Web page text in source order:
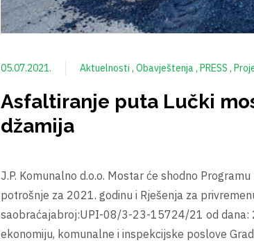
05.07.2021. Aktuelnosti Obavještenja PRESS
Asfaltiranje puta Lučki
džamija
J.P. Komunalno d.o.o. Mostar će shodno
potrošnje za 2021. godinu i Rješenja za
saobraćajabroj:UPI-08/3-23-15724/21 od dana:
ekonomiju, komunalne i inspekcijske poslove